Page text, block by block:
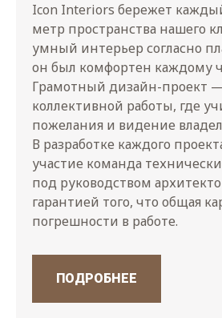
Icon Interiors бережет
метр пространства нашего
умный интерьер согласно
он был комфортен каждому
Грамотный дизайн-проект
коллективной работы, где
пожелания и видение
В разработке каждого
участие команда
под руководством
гарантией того, что общая
погрешности в работе.
ПОДРОБНЕЕ